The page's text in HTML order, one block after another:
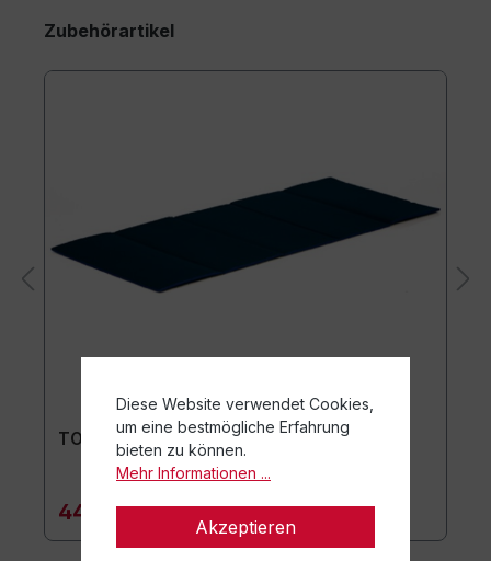
Zubehörartikel
TOGU Premium Easy Matte
44,90 €*
Diese Website verwendet Cookies,
um eine bestmögliche Erfahrung
bieten zu können.
Mehr Informationen ...
Akzeptieren